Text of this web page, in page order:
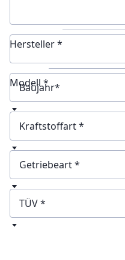
Hersteller *
Modell *
Baujahr
Kraftstoffart
Getriebeart